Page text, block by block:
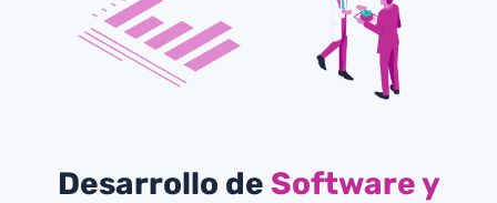
Desarrollo de Software y